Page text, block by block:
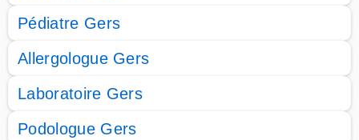
Pédiatre Gers
Allergologue Gers
Laboratoire Gers
Podologue Gers